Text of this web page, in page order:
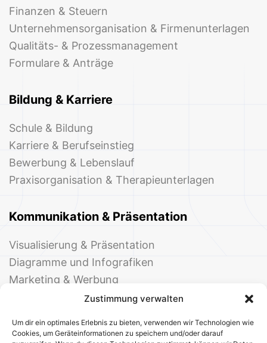
Zustimmung verwalten
Um dir ein optimales Erlebnis zu bieten, verwenden wir Technologien wie
Cookies, um Geräteinformationen zu speichern und/oder darauf
Finanzen & Steuern
Unternehmensorganisation & Firmenunterlagen
Qualitäts- & Prozessmanagement
Formulare & Anträge
Bildung & Karriere
Schule & Bildung
Karriere & Berufseinstieg
Bewerbung & Lebenslauf
Praxisorganisation & Therapieunterlagen
Kommunikation & Präsentation
Visualisierung & Präsentation
Diagramme und Infografiken
Marketing & Werbung
Events & Einladungen